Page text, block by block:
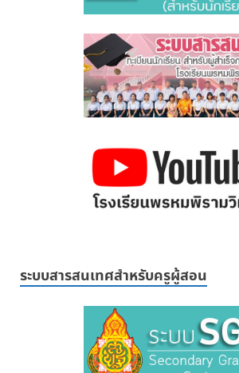
ระบบสารสนเทศสำหรับครูผู้สอน